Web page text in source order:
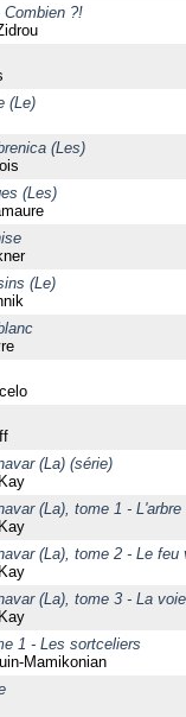
Combien ?!
(Le)
(Les)
(Les)
(Le)
(La) (série)
(La), tome 1 - L'arbre
(La), tome 2 - Le feu
(La), tome 3 - La
1 - Les sortceliers
Mamikonian